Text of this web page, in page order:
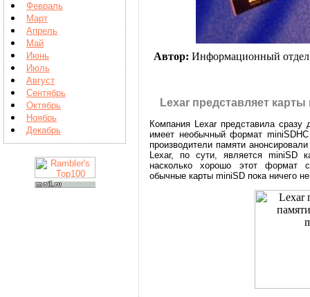
Февраль
Март
Апрель
Май
Июнь
Июль
Август
Сентябрь
Октябрь
Ноябрь
Декабрь
Автор: Информационный отдел
Lexar представляет
Компания Lexar представила
имеет необычный формат
производители памяти
Lexar, по сути, является miniSD
насколько хорошо этот формат
обычные карты miniSD пока ничего